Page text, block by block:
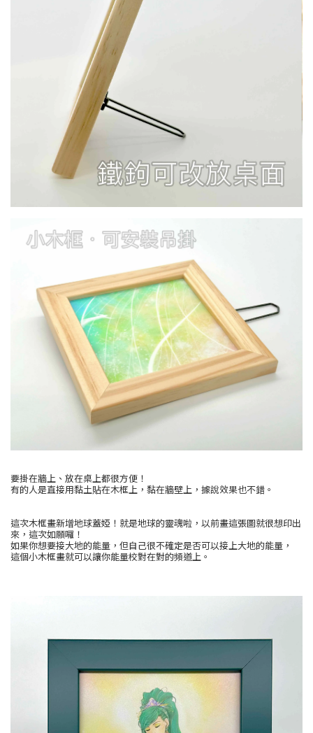
要掛在牆上、放在桌上都很方便！
有的人是直接用黏土貼在木框上，黏在牆壁上，據說效果也不錯。
這次木框畫新增地球蓋婭！就是地球的靈魂啦，以前畫這張圖就很想印出
來，這次如願囉！
如果你想要接大地的能量，但自己很不確定是否可以接上大地的能量，
這個小木框畫就可以讓你能量校對在對的頻道上。